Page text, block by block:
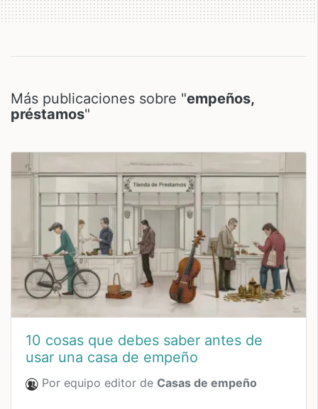
Más publicaciones sobre "empeños,
préstamos"
10 cosas que debes saber antes de
usar una casa de empeño
Por equipo editor de Casas de empeño